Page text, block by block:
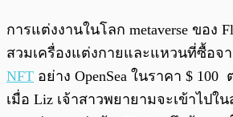
การแต่งงานในโลก metaverse ของ
สวมเครื่องแต่งกายและแหวนที่ซื้อจ
NFT อย่าง OpenSea ในราคา $ 100
เมื่อ Liz เจ้าสาวพยายามจะเข้าไปใ